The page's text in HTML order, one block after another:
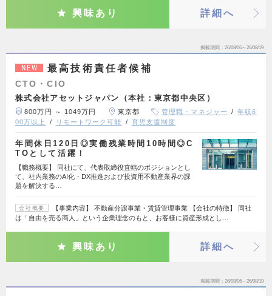
興味あり 詳細へ
掲載期間 26/08/06～26/08/19
NEW 最高技術責任者候補
CTO・CIO
株式会社アセットジャパン（本社：東京都中央区）
800万円 ～ 1049万円 東京都 管理職・マネジャー
年収6
00万以上
リモートワーク可能 育児支援制度
年間休日120日◎実働残業時間10時間◎C
TOとして活躍！
【職務概要】 同社にて、代表取締役直轄のポジションとし
て、社内業務のAI化・DX推進および投資用不動産業界の課
題を解決する…
会社概要
【事業内容】 不動産分譲事業・賃貸管理事業 【会社の特徴】 同社
は「自由を売る商人」という企業理念のもと、お客様に資産形成とし…
興味あり 詳細へ
掲載期間 26/08/06～26/08/19